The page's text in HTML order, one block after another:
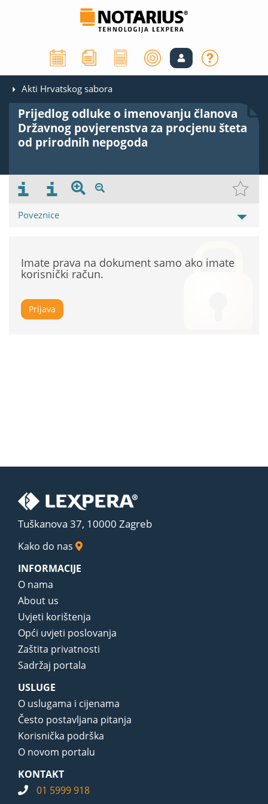
Akti Hrvatskog sabora
Prijedlog odluke o imenovanju članova
Državnog povjerenstva za procjenu šteta
od prirodnih nepogoda
Poveznice
Imate prava na dokument samo ako imate
korisnički račun.
Prijava
Tuškanova 37, 10000 Zagreb
Kako do nas
INFORMACIJE
O nama
About us
Uvjeti korištenja
Opći uvjeti poslovanja
Zaštita privatnosti
Sadržaj portala
USLUGE
O uslugama i cijenama
Često postavljana pitanja
Korisnička podrška
O novom portalu
KONTAKT
01 5999 918